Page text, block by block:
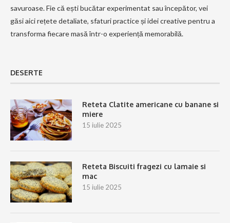
savuroase. Fie că ești bucătar experimentat sau începător, vei
găsi aici rețete detaliate, sfaturi practice și idei creative pentru a
transforma fiecare masă într-o experiență memorabilă.
DESERTE
Reteta Clatite americane cu banane si
miere
15 iulie 2025
Reteta Biscuiti fragezi cu lamaie si
mac
15 iulie 2025